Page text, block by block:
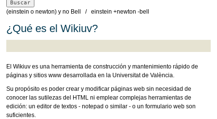
(einstein o newton) y no Bell / einstein +newton -bell
¿Qué es el Wikiuv?
El Wikiuv es una herramienta de construcción y mantenimiento rápido de
páginas y sitios www desarrollada en la Universitat de València.
Su propósito es poder crear y modificar páginas web sin necesidad de
conocer las sutilezas del HTML ni emplear complejas herramientas de
edición: un editor de textos - notepad o similar - o un formulario web son
suficientes.